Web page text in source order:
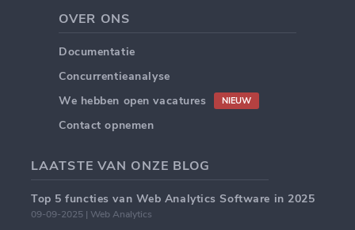
OVER ONS
Documentatie
Concurrentieanalyse
We hebben open vacatures
NIEUW
Contact opnemen
LAATSTE VAN ONZE BLOG
Top 5 functies van Web Analytics Software in 2025
09-09-2025 | Web Analytics